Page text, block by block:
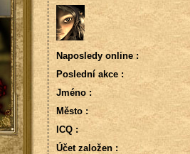
Naposledy online :
Poslední akce :
Jméno :
Město :
ICQ :
Účet založen :